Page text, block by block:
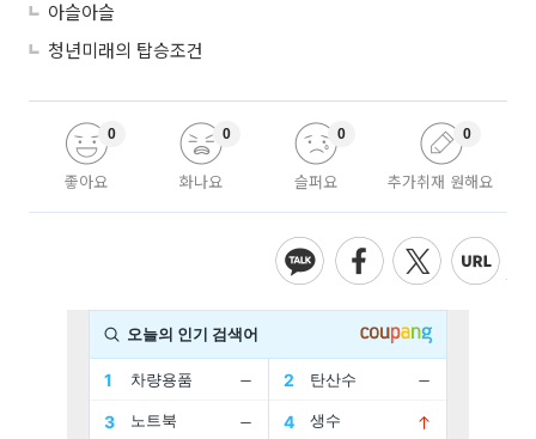
아슬아슬
청년미래의 탑승조건
좋아요
0
화나요
0
슬퍼요
0
추가취재 원해요
0